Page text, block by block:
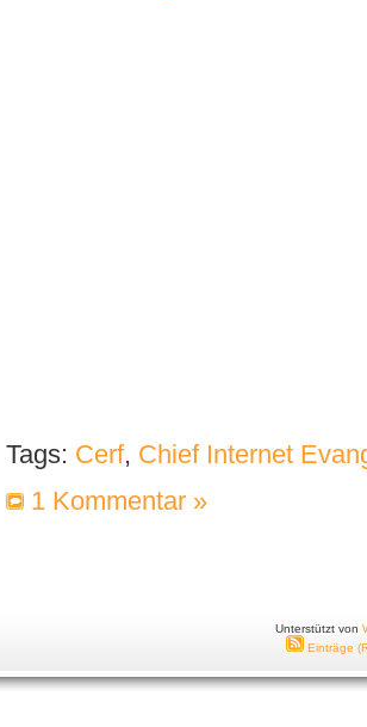
Tags: Cerf, Chief Internet
1 Kommentar »
Unterstützt von
Einträge